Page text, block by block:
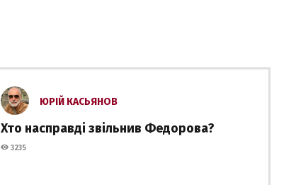
ЮРІЙ КАСЬЯНОВ
Хто насправді звільнив Федорова?
3235